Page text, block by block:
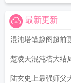
最新更新
混沌塔笔趣阁超前
楚凌天混沌塔大结
陆玄史上最强师父